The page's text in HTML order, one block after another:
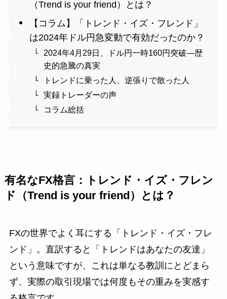
（Trend is your friend）とは？
【コラム】「トレンド・イズ・フレンド」
は2024年ドル円急変動で有効だったのか？
2024年4月29日、ドル円一時160円突破―歴
史的急騰の真実
トレンドに乗った人、逆張りで散った人
実録トレーダーの声
コラム総括
有名なFX格言：トレンド・イズ・フレン
ド（Trend is your friend）とは？
FXの世界でよく耳にする「トレンド・イズ・フレ
ンド」。直訳すると「トレンドはあなたの友達」
という意味ですが、これは単なる教訓にとどまら
ず、実際の取引現場では何度もその重みを実感す